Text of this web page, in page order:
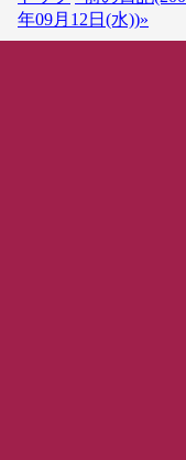
年09月12日(水))»